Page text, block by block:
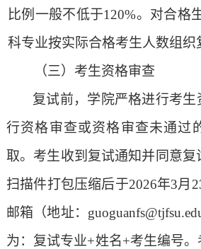
比例一般不低于120%。对合格
科专业按实际合格考生人数组织
（三） 考生资格审查
复试前，学院严格进行考生
行资格审查或资格审查未通过
取。 考生收到复试通知并同意复
扫描件打包压缩后于2026年3月
邮箱（地址：
为：复试专业+姓名+考生编号。